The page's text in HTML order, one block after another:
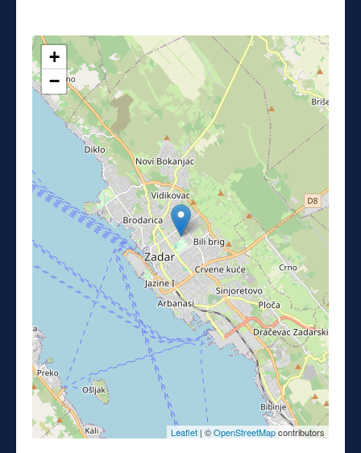
+
−
Leaflet | ©OpenStreetMapcontributors